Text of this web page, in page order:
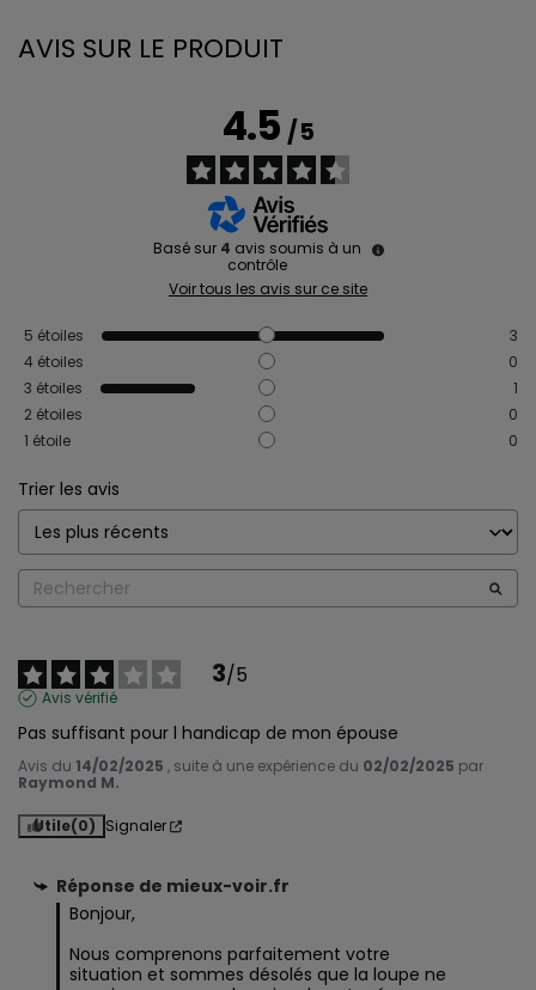
AVIS SUR LE PRODUIT
4.5/5
Basé sur 4 avis soumis à un
contrôle
Voir tous les avis sur ce site
5 étoiles
3
4 étoiles
0
3 étoiles
1
2 étoiles
0
1 étoile 0
Trier les avis
3/5
Avis vérifié
Pas suffisant pour l handicap de mon épouse
Avis du 14/02/2025 , suite à une expérience du 02/02/2025 par
Raymond M.
Utile(0) Signaler
Réponse de mieux-voir.fr
Bonjour,
Nous comprenons parfaitement votre
situation et sommes désolés que la loupe ne